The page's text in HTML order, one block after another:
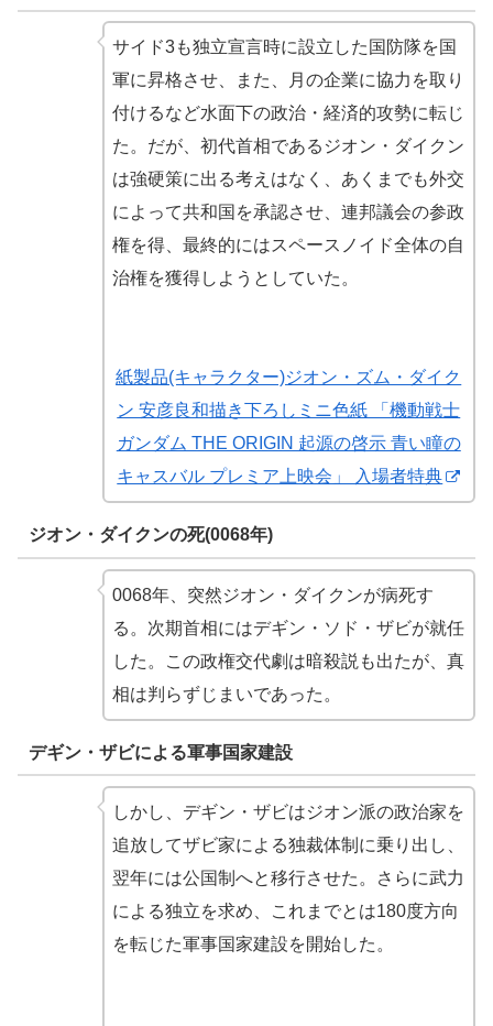
サイド3も独立宣言時に設立した国防隊を国
軍に昇格させ、また、月の企業に協力を取り
付けるなど水面下の政治・経済的攻勢に転じ
た。だが、初代首相であるジオン・ダイクン
は強硬策に出る考えはなく、あくまでも外交
によって共和国を承認させ、連邦議会の参政
権を得、最終的にはスペースノイド全体の自
治権を獲得しようとしていた。
紙製品(キャラクター)ジオン・ズム・ダイク
ン 安彦良和描き下ろしミニ色紙 「機動戦士
ガンダム THE ORIGIN 起源の啓示 青い瞳の
キャスバル プレミア上映会」 入場者特典
ジオン・ダイクンの死(0068年)
0068年、突然ジオン・ダイクンが病死す
る。次期首相にはデギン・ソド・ザビが就任
した。この政権交代劇は暗殺説も出たが、真
相は判らずじまいであった。
デギン・ザビによる軍事国家建設
しかし、デギン・ザビはジオン派の政治家を
追放してザビ家による独裁体制に乗り出し、
翌年には公国制へと移行させた。さらに武力
による独立を求め、これまでとは180度方向
を転じた軍事国家建設を開始した。